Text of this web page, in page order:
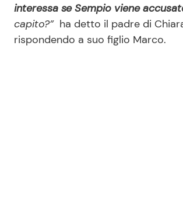
interessa se Sempio viene
capito?” ha detto il padre di
rispondendo a suo figlio Marco.